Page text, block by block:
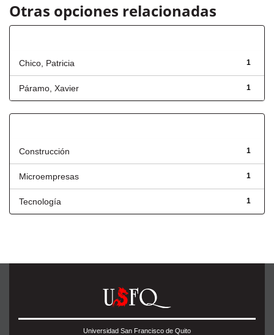
Otras opciones relacionadas
1
Chico, Patricia
1
Páramo, Xavier
1
Construcción
1
Microempresas
1
Tecnología
Universidad San Francisco de Quito